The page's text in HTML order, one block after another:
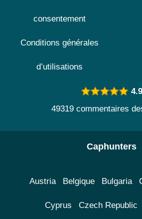
consentement
Conditions générales
d’utilisations
4.9
49319 commentaires
Caphunters
Austria Belgique Bulgaria
Cyprus Czech Republic